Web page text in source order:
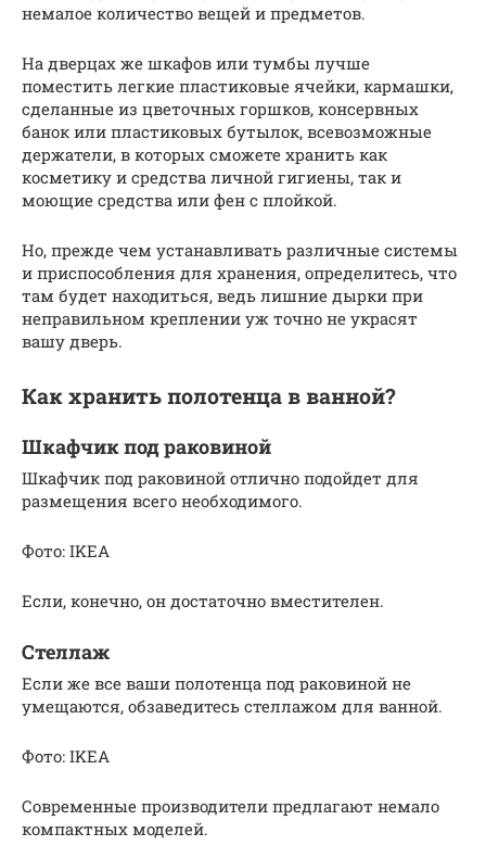
немалое количество вещей и предметов.
На дверцах же шкафов или тумбы лучше
поместить легкие пластиковые ячейки, кармашки,
сделанные из цветочных горшков, консервных
банок или пластиковых бутылок, всевозможные
держатели, в которых сможете хранить как
косметику и средства личной гигиены, так и
моющие средства или фен с плойкой.
Но, прежде чем устанавливать различные системы
и приспособления для хранения, определитесь, что
там будет находиться, ведь лишние дырки при
неправильном креплении уж точно не украсят
вашу дверь.
Как хранить полотенца в ванной?
Шкафчик под раковиной
Шкафчик под раковиной отлично подойдет для
размещения всего необходимого.
Фото: IKEA
Если, конечно, он достаточно вместителен.
Стеллаж
Если же все ваши полотенца под раковиной не
умещаются, обзаведитесь стеллажом для ванной.
Фото: IKEA
Современные производители предлагают немало
компактных моделей.